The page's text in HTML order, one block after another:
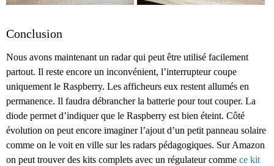
Conclusion
Nous avons maintenant un radar qui peut être utilisé facilement
partout. Il reste encore un inconvénient, l’interrupteur coupe
uniquement le Raspberry. Les afficheurs eux restent allumés en
permanence. Il faudra débrancher la batterie pour tout couper. La
diode permet d’indiquer que le Raspberry est bien éteint. Côté
évolution on peut encore imaginer l’ajout d’un petit panneau solaire
comme on le voit en ville sur les radars pédagogiques. Sur Amazon
on peut trouver des kits complets avec un régulateur comme ce kit